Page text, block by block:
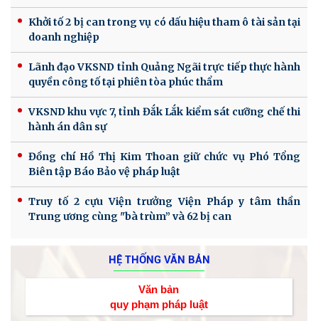
Khởi tố 2 bị can trong vụ có dấu hiệu tham ô tài sản tại
doanh nghiệp
Lãnh đạo VKSND tỉnh Quảng Ngãi trực tiếp thực hành
quyền công tố tại phiên tòa phúc thẩm
VKSND khu vực 7, tỉnh Đắk Lắk kiểm sát cưỡng chế thi
hành án dân sự
Đồng chí Hồ Thị Kim Thoan giữ chức vụ Phó Tổng
Biên tập Báo Bảo vệ pháp luật
Truy tố 2 cựu Viện trưởng Viện Pháp y tâm thần
Trung ương cùng "bà trùm” và 62 bị can
HỆ THỐNG VĂN BẢN
Văn bản
quy phạm pháp luật